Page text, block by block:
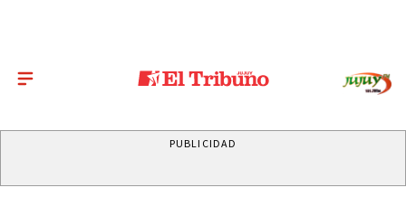
PUBLICIDAD